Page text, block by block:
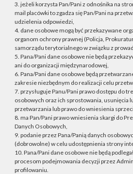
3. jeżeli korzysta Pan/Pani z odnośnika na
mail placówki to zgadza się Pan/Pani na
udzielenia odpowiedzi,
4. dane osobowe mogą być przekazywane
organom ochrony prawnej (Policja,
samorządu terytorialnego w związku z
5. Pana/Pani dane osobowe nie będą
ani do organizacji międzynarodowej,
6. Pana/Pani dane osobowe będą
zakresie niezbędnym do realizacji celu
7. przysługuje Panu/Pani prawo dostępu do
osobowych oraz ich sprostowania, usunięcia
przetwarzania lub prawo do wniesienia
8. ma Pan/Pani prawo wniesienia skargi do
Danych Osobowych,
9. podanie przez Pana/Panią danych
(dobrowolne) w celu udostępnienia strony
10. Pana/Pani dane osobowe nie będą
procesom podejmowania decyzji przez
profilowaniu.